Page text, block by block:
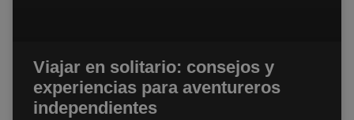
Viajar en solitario: consejos y
experiencias para aventureros
independientes